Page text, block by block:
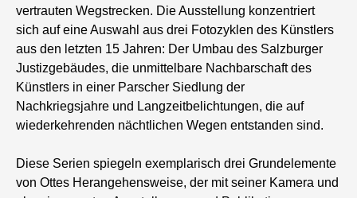
vertrauten Wegstrecken. Die Ausstellung konzentriert
sich auf eine Auswahl aus drei Fotozyklen des Künstlers
aus den letzten 15 Jahren: Der Umbau des Salzburger
Justizgebäudes, die unmittelbare Nachbarschaft des
Künstlers in einer Parscher Siedlung der
Nachkriegsjahre und Langzeitbelichtungen, die auf
wiederkehrenden nächtlichen Wegen entstanden sind.
Diese Serien spiegeln exemplarisch drei Grundelemente
von Ottes Herangehensweise, der mit seiner Kamera und